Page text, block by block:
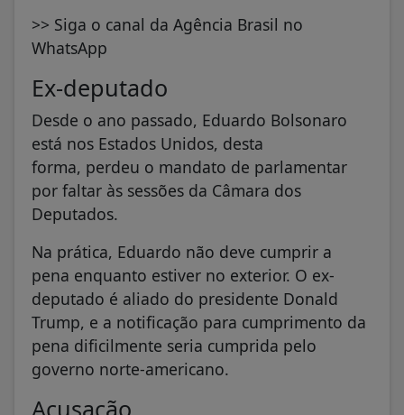
>> Siga o canal da Agência Brasil no
WhatsApp
Ex-deputado
Desde o ano passado, Eduardo Bolsonaro
está nos Estados Unidos, desta
forma, perdeu o mandato de parlamentar
por faltar às sessões da Câmara dos
Deputados.
Na prática, Eduardo não deve cumprir a
pena enquanto estiver no exterior. O ex-
deputado é aliado do presidente Donald
Trump, e a notificação para cumprimento da
pena dificilmente seria cumprida pelo
governo norte-americano.
Acusação